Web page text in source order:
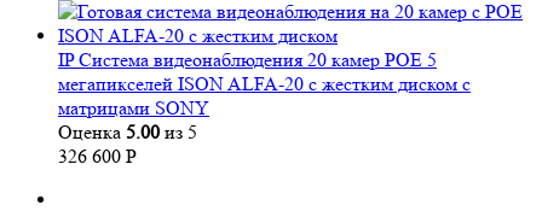
IP Система видеонаблюдения 20 камер POE 5
мегапикселей ISON ALFA-20 с жестким диском с
матрицами SONY
Оценка 5.00 из 5
326 600 Р